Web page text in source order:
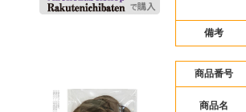
備考
商品番号
商品名